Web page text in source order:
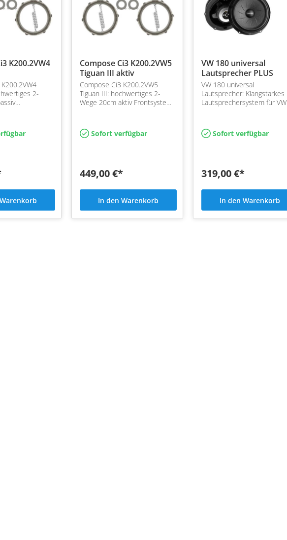
K200.2VW4
2-
Flexmount
Compose Ci3 K200.2VW5
Tiguan III aktiv
Compose Ci3 K200.2VW5
Tiguan III: hochwertiges 2-
Wege 20cm aktiv Frontsystem
Flexmount Adapter
Sofort verfügbar
449,00 €*
In den Warenkorb
VW 180 universal
Lautsprecher PLUS
VW 180 universal
Lautsprecher: Klangstarkes
Lautsprechersystem für VW
Sofort verfügbar
319,00 €*
In den Warenkorb